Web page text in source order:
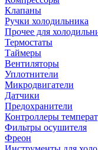
Клапаны
Ручки холодильника
Прочее для
Термостаты
Таймеры
Вентиляторы
Уплотнители
Микродвигатели
Датчики
Предохранители
Контроллеры
Фильтры осушителя
Фреон